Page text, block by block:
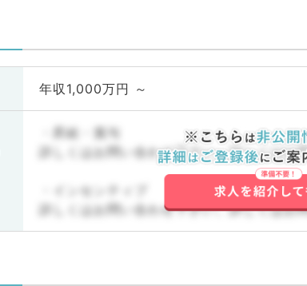
年収1,000万円 ～
・昇給・賞与
詳しくはお問い合わせ下さい。詳しくはお
・インセンティブ
詳しくはお問い合わせ下さい。詳しくはお